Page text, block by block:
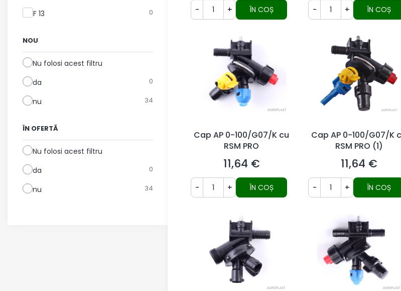
F 13 0
NOU
Nu folosi acest filtru
da
0
nu 34
ÎN OFERTĂ
Nu folosi acest filtru
da
0
nu 34
- + ÎN COȘ - + ÎN COȘ
Cap AP 0-100/G07/K cu
RSM PRO
Preț
11,64 €
- + ÎN COȘ
Cap AP 0-100/G07/K
RSM PRO (1)
Preț
11,64 €
- + ÎN COȘ